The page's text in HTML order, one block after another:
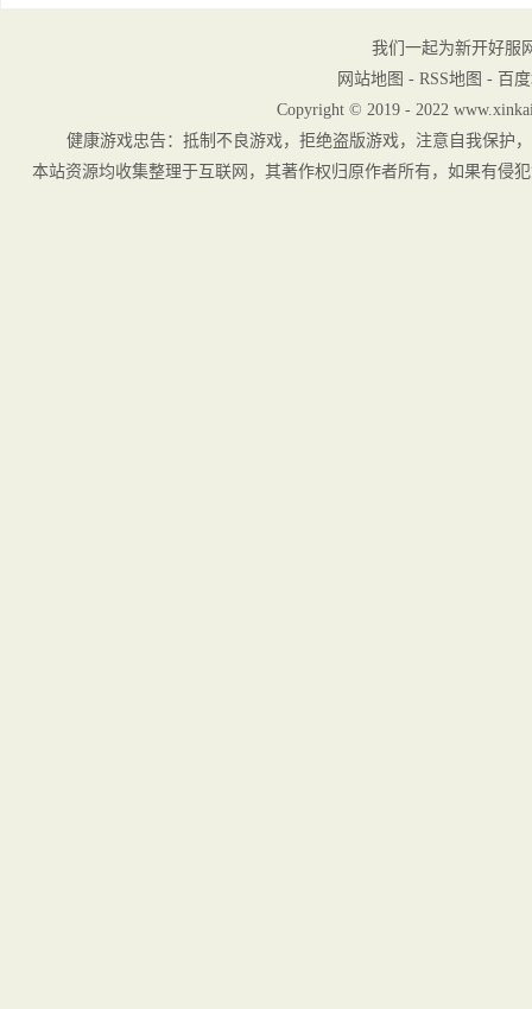
我们一起为新开好服
网站地图 - RSS地图 - 百
Copyright © 2019 - 2022
健康游戏忠告：抵制不良游戏，拒绝盗版游戏，注意自我保护
本站资源均收集整理于互联网，其著作权归原作者所有，如果有侵